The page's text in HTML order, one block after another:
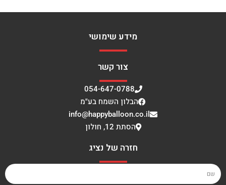
מידע שימושי
צור קשר
054-647-0788
הבלון השמח בע"מ
info@happyballoon.co.il
הסתת 12, חולון
חזרה של נציג